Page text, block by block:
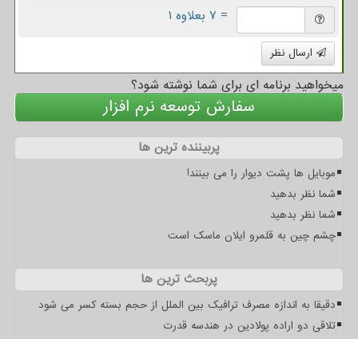
= ۷ بعلاوه ۱
ارسال نظر
میخواهید برنامه ای برای شما نوشته شود؟
سفارش توسعه نرم افزار
پربیننده ترین ها
موبایل ها پشت دیوار را می بینند!
شما نظر بدهید
شما نظر بدهید
چشم چین به قلمرو ایلان ماسک است
پربحث ترین ها
دقیقا به اندازه مصرف ترافیک بین الملل از حجم بسته کسر می شود
تلاقی دو اراده پولادین در هندسه قدرت